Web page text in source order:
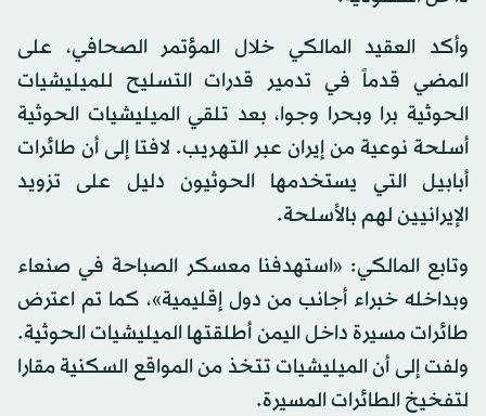
وأكد العقيد المالكي خلال المؤتمر الصحافي، على
المضي قدماً في تدمير قدرات التسليح للميليشيات
الحوثية برا وبحرا وجوا، بعد تلقي الميليشيات الحوثية
أسلحة نوعية من إيران عبر التهريب. لافتا إلى أن طائرات
أبابيل التي يستخدمها الحوثيون دليل على تزويد
الإيرانيين لهم بالأسلحة.
وتابع المالكي: «استهدفنا معسكر الصباحة في صنعاء
وبداخله خبراء أجانب من دول إقليمية»، كما تم اعترض
طائرات مسيرة داخل اليمن أطلقتها الميليشيات الحوثية.
ولفت إلى أن الميليشيات تتخذ من المواقع السكنية مقارا
لتفخيخ الطائرات المسيرة.